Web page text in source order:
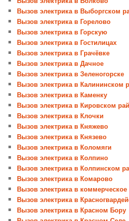
Вызов электрика в Выборгском
Вызов электрика в Горелово
Вызов электрика в Горскую
Вызов электрика в Гостилицах
Вызов электрика в Грачёвке
Вызов электрика в Дачное
Вызов электрика в Зеленогорске
Вызов электрика в Калининском
Вызов электрика в Каменку
Вызов электрика в Кировском
Вызов электрика в Клочки
Вызов электрика в Княжево
Вызов электрика в Князево
Вызов электрика в Коломяги
Вызов электрика в Колпино
Вызов электрика в Колпинском
Вызов электрика в Комарово
Вызов электрика в
Вызов электрика в
Вызов электрика в Красном Бору